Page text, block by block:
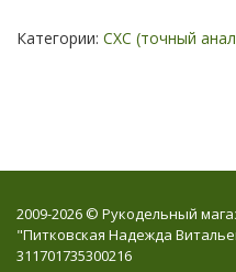
Категории: СХС (точный
2009-2026 © Рукодельный
"Питковская Надежда
311701735300216